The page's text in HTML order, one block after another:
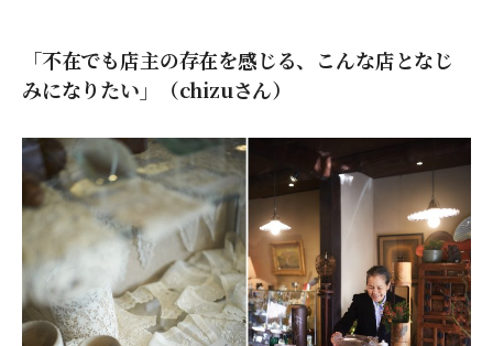
「不在でも店主の存在を感じる、こんな店となじ
みになりたい」（chizuさん）